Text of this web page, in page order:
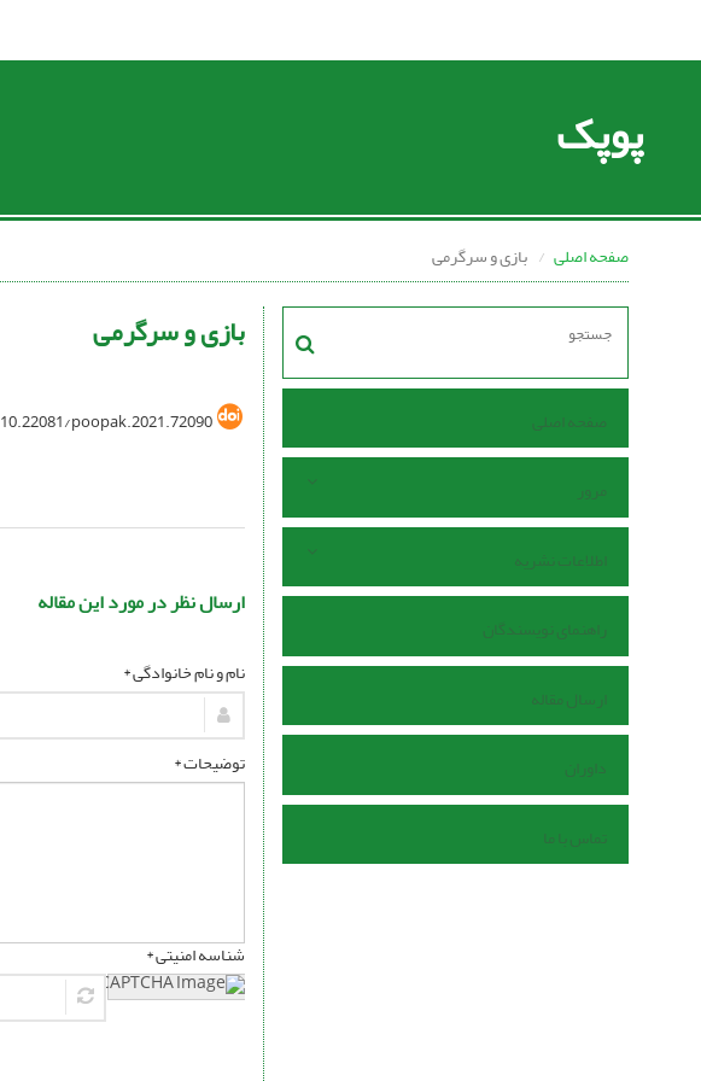
پوپک
صفحه اصلی بازی و سرگرمی
صفحه اصلی
مرور
اطلاعات نشریه
راهنمای نویسندگان
ارسال مقاله
داوران
تماس با ما
بازی و سرگرمی
10.22081/poopak.2021.72090
ارسال نظر در مورد این مقاله
نام و نام خانوادگی *
توضیحات *
شناسه امنیتی *